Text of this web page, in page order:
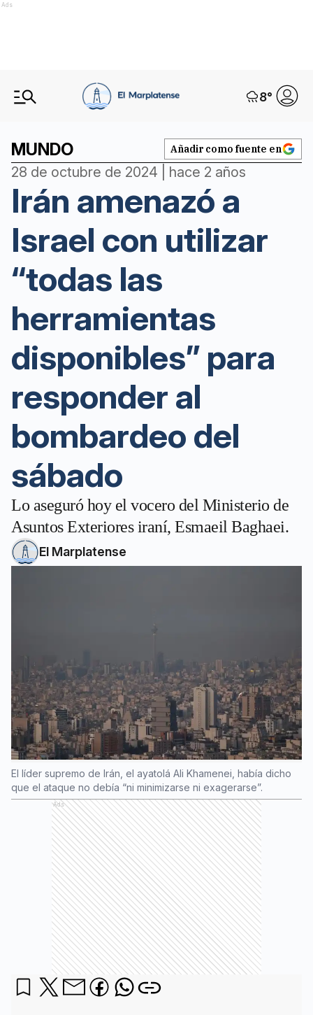
Ads
8°
MUNDO Añadir como fuente en
28 de octubre de 2024 | hace 2 años
Irán amenazó a
Israel con utilizar
“todas las
herramientas
disponibles” para
responder al
bombardeo del
sábado
Lo aseguró hoy el vocero del Ministerio de
Asuntos Exteriores iraní, Esmaeil Baghaei.
El Marplatense
El líder supremo de Irán, el ayatolá Ali Khamenei, había dicho
que el ataque no debía “ni minimizarse ni exagerarse”.
Ads